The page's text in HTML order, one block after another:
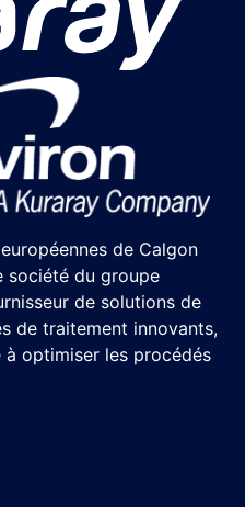
de Calgon
société du groupe
de solutions de
de traitement innovants,
optimiser les procédés